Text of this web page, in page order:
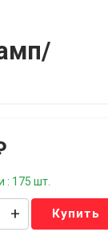
: 175 шт.
+ Купить